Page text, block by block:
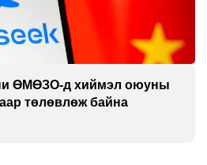
ӨМӨЗО-д хиймэл оюуны
төлөвлөж байна